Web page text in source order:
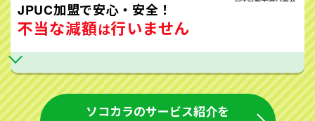
JPUC加盟で安心・安全！
不当な減額は行いません
ソコカラのサービス紹介を